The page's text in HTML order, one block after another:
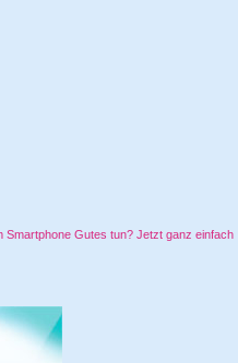
Smartphone Gutes tun? Jetzt ganz einfach